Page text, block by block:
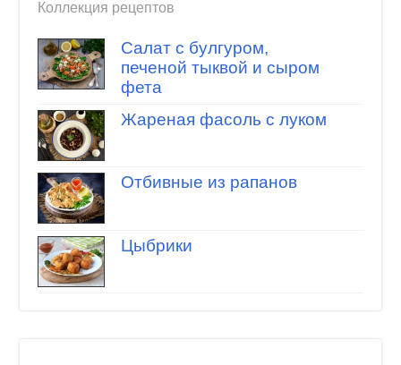
Коллекция рецептов
Салат с булгуром,
печеной тыквой и сыром
фета
Жареная фасоль с луком
Отбивные из рапанов
Цыбрики